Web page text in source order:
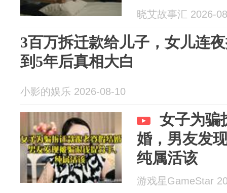
提的新车给
晓艾故事汇 2026-
3百万拆迁款给儿子，女儿连
到5年后真相大白
小影的娱乐 2026-08-10
女子为骗
婚，男友发
纯属活该
游戏星GameStar